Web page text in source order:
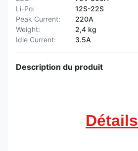
Li-Po:
12S-22S
Peak Current:
220A
Weight:
2,4 kg
Idle Current:
3.5A
Description du produit
Détails